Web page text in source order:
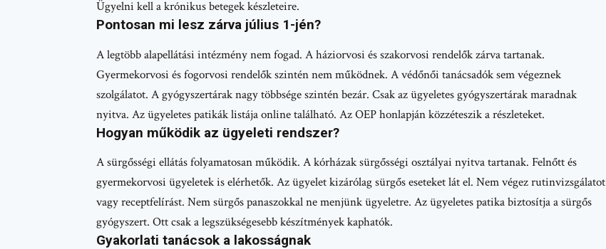
Ügyelni kell a krónikus betegek készleteire.
Pontosan mi lesz zárva július 1-jén?
A legtöbb alapellátási intézmény nem fogad. A háziorvosi és szakorvosi rendelők zárva tartanak.
Gyermekorvosi és fogorvosi rendelők szintén nem működnek. A védőnői tanácsadók sem végeznek
szolgálatot. A gyógyszertárak nagy többsége szintén bezár. Csak az ügyeletes gyógyszertárak maradnak
nyitva. Az ügyeletes patikák listája online található. Az OEP honlapján közzéteszik a részleteket.
Hogyan működik az ügyeleti rendszer?
A sürgősségi ellátás folyamatosan működik. A kórházak sürgősségi osztályai nyitva tartanak. Felnőtt és
gyermekorvosi ügyeletek is elérhetők. Az ügyelet kizárólag sürgős eseteket lát el. Nem végez rutinvizsgálatot
vagy receptfelírást. Nem sürgős panaszokkal ne menjünk ügyeletre. Az ügyeletes patika biztosítja a sürgős
gyógyszert. Ott csak a legszükségesebb készítmények kaphatók.
Gyakorlati tanácsok a lakosságnak